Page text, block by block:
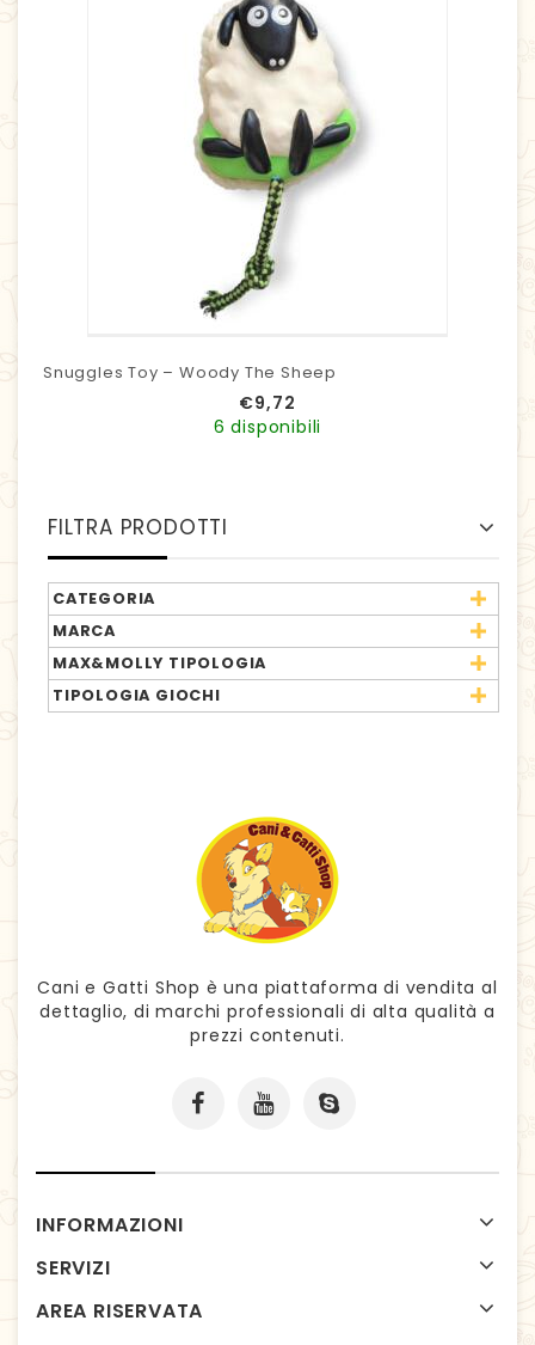
Snuggles Toy – Woody The Sheep
€9,72
6 disponibili
FILTRA PRODOTTI
CATEGORIA
MARCA
MAX&MOLLY TIPOLOGIA
TIPOLOGIA GIOCHI
Cani e Gatti Shop è una piattaforma di vendita al
dettaglio, di marchi professionali di alta qualità a
prezzi contenuti.
INFORMAZIONI
SERVIZI
AREA RISERVATA